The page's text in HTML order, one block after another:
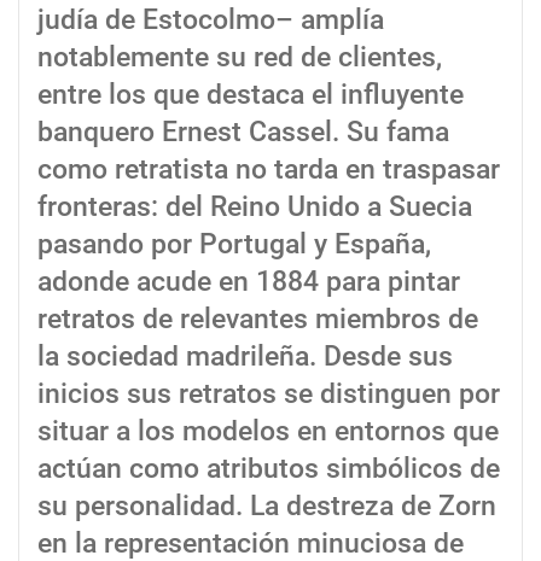
judía de Estocolmo– amplía
notablemente su red de clientes,
entre los que destaca el influyente
banquero Ernest Cassel. Su fama
como retratista no tarda en traspasar
fronteras: del Reino Unido a Suecia
pasando por Portugal y España,
adonde acude en 1884 para pintar
retratos de relevantes miembros de
la sociedad madrileña. Desde sus
inicios sus retratos se distinguen por
situar a los modelos en entornos que
actúan como atributos simbólicos de
su personalidad. La destreza de Zorn
en la representación minuciosa de